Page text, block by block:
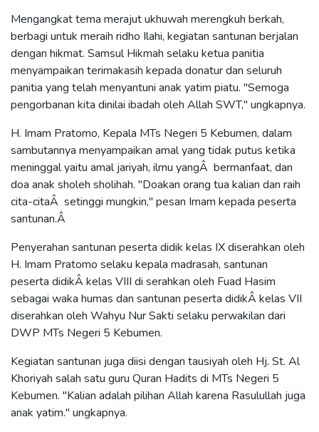
Mengangkat tema merajut ukhuwah merengkuh berkah,
berbagi untuk meraih ridho Ilahi, kegiatan santunan berjalan
dengan hikmat. Samsul Hikmah selaku ketua panitia
menyampaikan terimakasih kepada donatur dan seluruh
panitia yang telah menyantuni anak yatim piatu. "Semoga
pengorbanan kita dinilai ibadah oleh Allah SWT," ungkapnya.
H. Imam Pratomo, Kepala MTs Negeri 5 Kebumen, dalam
sambutannya menyampaikan amal yang tidak putus ketika
meninggal yaitu amal jariyah, ilmu yangÂ bermanfaat, dan
doa anak sholeh sholihah. "Doakan orang tua kalian dan raih
cita-citaÂ setinggi mungkin," pesan Imam kepada peserta
santunan.Â
Penyerahan santunan peserta didik kelas IX diserahkan oleh
H. Imam Pratomo selaku kepala madrasah, santunan
peserta didikÂ kelas VIII di serahkan oleh Fuad Hasim
sebagai waka humas dan santunan peserta didikÂ kelas VII
diserahkan oleh Wahyu Nur Sakti selaku perwakilan dari
DWP MTs Negeri 5 Kebumen.
Kegiatan santunan juga diisi dengan tausiyah oleh Hj. St. Al
Khoriyah salah satu guru Quran Hadits di MTs Negeri 5
Kebumen. "Kalian adalah pilihan Allah karena Rasulullah juga
anak yatim." ungkapnya.